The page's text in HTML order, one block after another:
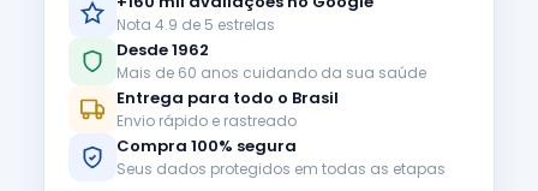
Nota 4.9 de 5 estrelas
Desde 1962
Mais de 60 anos cuidando da sua saúde
Entrega para todo o Brasil
Envio rápido e rastreado
Compra 100% segura
Seus dados protegidos em todas as etapas